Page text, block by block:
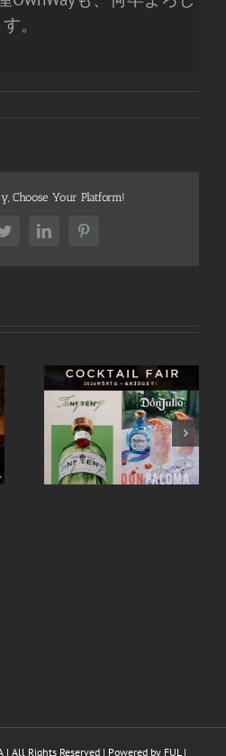
。
Choose Your Platform!
TwitterLinkedInPinterest
ド
フ
て
| All Rights Reserved | Powered by FUL|